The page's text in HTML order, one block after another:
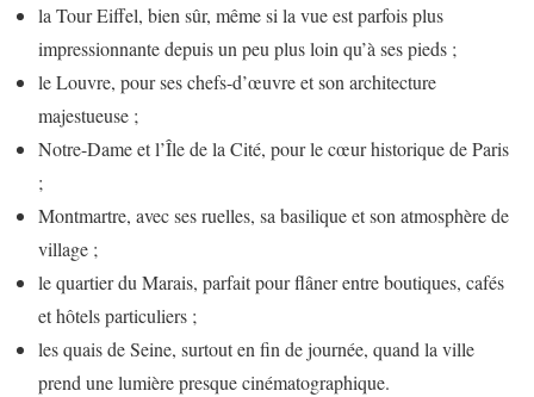
la Tour Eiffel, bien sûr, même si la vue est parfois plus
impressionnante depuis un peu plus loin qu’à ses pieds ;
le Louvre, pour ses chefs-d’œuvre et son architecture
majestueuse ;
Notre-Dame et l’Île de la Cité, pour le cœur historique de Paris
;
Montmartre, avec ses ruelles, sa basilique et son atmosphère de
village ;
le quartier du Marais, parfait pour flâner entre boutiques, cafés
et hôtels particuliers ;
les quais de Seine, surtout en fin de journée, quand la ville
prend une lumière presque cinématographique.